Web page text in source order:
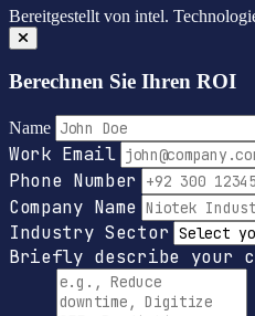
Bereitgestellt von intel.
Berechnen Sie Ihren ROI
Name
Work Email
Phone Number
Company Name
Industry Sector
Briefly describe your